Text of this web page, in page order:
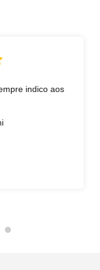
indico aos